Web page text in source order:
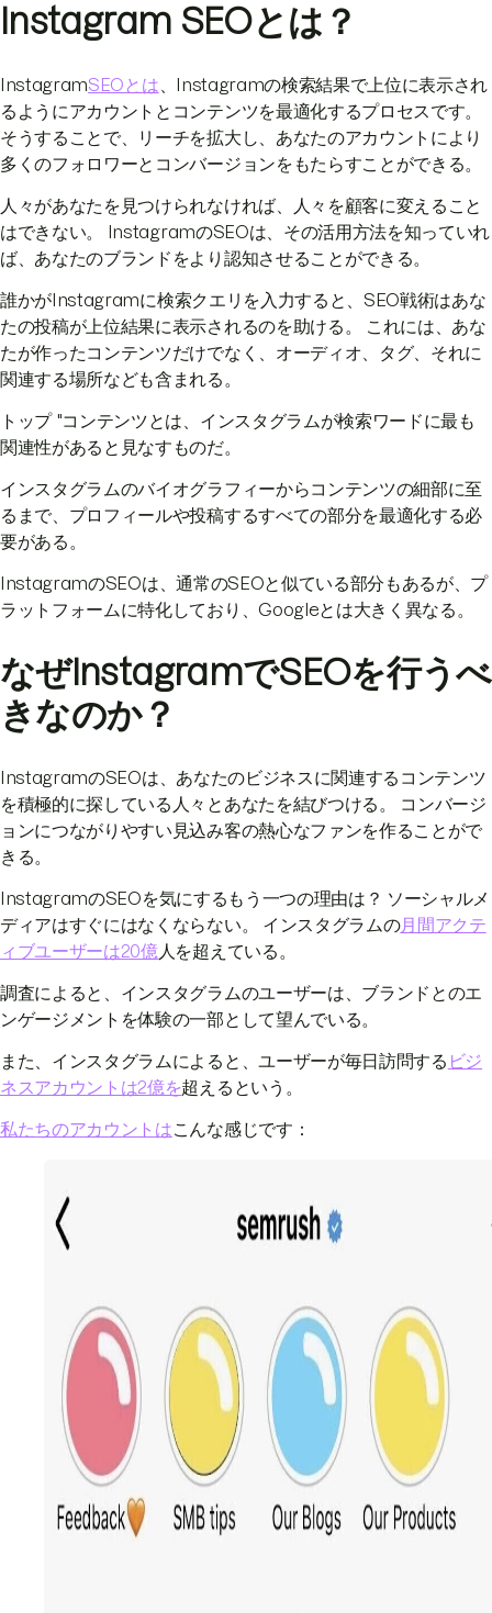
Instagram SEOとは？
InstagramSEOとは 、Instagramの検索結果で上位に表示され
るようにアカウントとコンテンツを最適化するプロセスです。
そうすることで、リーチを拡大し、あなたのアカウントにより
多くのフォロワーとコンバージョンをもたらすことができる。
人々があなたを見つけられなければ、人々を顧客に変えること
はできない。 InstagramのSEOは、その活用方法を知っていれ
ば、あなたのブランドをより認知させることができる。
誰かがInstagramに検索クエリを入力すると、SEO戦術はあな
たの投稿が上位結果に表示されるのを助ける。 これには、あな
たが作ったコンテンツだけでなく、オーディオ、タグ、それに
関連する場所なども含まれる。
トップ "コンテンツとは、インスタグラムが検索ワードに最も
関連性があると見なすものだ。
インスタグラムのバイオグラフィーからコンテンツの細部に至
るまで、プロフィールや投稿するすべての部分を最適化する必
要がある。
InstagramのSEOは、通常のSEOと似ている部分もあるが、プ
ラットフォームに特化しており、Googleとは大きく異なる。
なぜInstagramでSEOを行うべ
きなのか？
InstagramのSEOは、あなたのビジネスに関連するコンテンツ
を積極的に探している人々とあなたを結びつける。 コンバージ
ョンにつながりやすい見込み客の熱心なファンを作ることがで
きる。
InstagramのSEOを気にするもう一つの理由は？ ソーシャルメ
ディアはすぐにはなくならない。 インスタグラムの月間アクテ
ィブユーザーは20億人を超えている。
調査によると、インスタグラムのユーザーは、ブランドとのエ
ンゲージメントを体験の一部として望んでいる。
また、インスタグラムによると、ユーザーが毎日訪問する ビジ
ネスアカウントは2億を超えるという。
私たちのアカウントはこんな感じです：